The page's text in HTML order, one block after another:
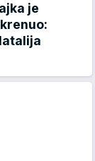
je